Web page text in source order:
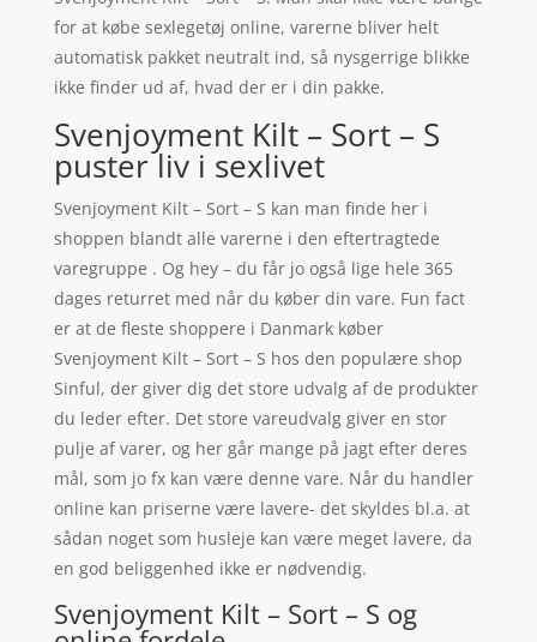
for at købe sexlegetøj online, varerne bliver helt
automatisk pakket neutralt ind, så nysgerrige blikke
ikke finder ud af, hvad der er i din pakke.
Svenjoyment Kilt – Sort – S
puster liv i sexlivet
Svenjoyment Kilt – Sort – S kan man finde her i
shoppen blandt alle varerne i den eftertragtede
varegruppe . Og hey – du får jo også lige hele 365
dages returret med når du køber din vare. Fun fact
er at de fleste shoppere i Danmark køber
Svenjoyment Kilt – Sort – S hos den populære shop
Sinful, der giver dig det store udvalg af de produkter
du leder efter. Det store vareudvalg giver en stor
pulje af varer, og her går mange på jagt efter deres
mål, som jo fx kan være denne vare. Når du handler
online kan priserne være lavere- det skyldes bl.a. at
sådan noget som husleje kan være meget lavere, da
en god beliggenhed ikke er nødvendig.
Svenjoyment Kilt – Sort – S og